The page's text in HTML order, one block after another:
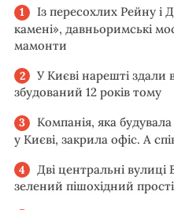
Із пересохлих Рейну і
камені», давньоримські
мамонти
У Києві нарешті здали
збудований 12 років тому
Компанія, яка
у Києві, закрила офіс. А
Дві центральні
зелений пішохідний